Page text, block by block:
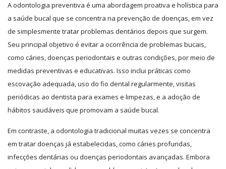
A odontologia preventiva é uma abordagem proativa e holística para
a saúde bucal que se concentra na prevenção de doenças, em vez
de simplesmente tratar problemas dentários depois que surgem.
Seu principal objetivo é evitar a ocorrência de problemas bucais,
como cáries, doenças periodontais e outras condições, por meio de
medidas preventivas e educativas. Isso inclui práticas como
escovação adequada, uso do fio dental regularmente, visitas
periódicas ao dentista para exames e limpezas, e a adoção de
hábitos saudáveis que promovam a saúde bucal.
Em contraste, a odontologia tradicional muitas vezes se concentra
em tratar doenças já estabelecidas, como cáries profundas,
infecções dentárias ou doenças periodontais avançadas. Embora